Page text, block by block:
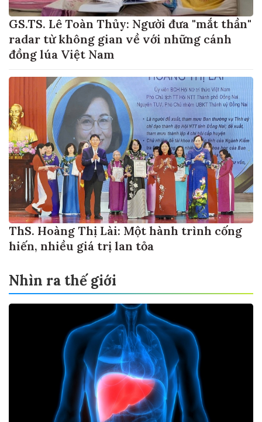
GS.TS. Lê Toàn Thủy: Người đưa "mắt thần"
radar từ không gian về với những cánh
đồng lúa Việt Nam
ThS. Hoàng Thị Lài: Một hành trình cống
hiến, nhiều giá trị lan tỏa
Nhìn ra thế giới